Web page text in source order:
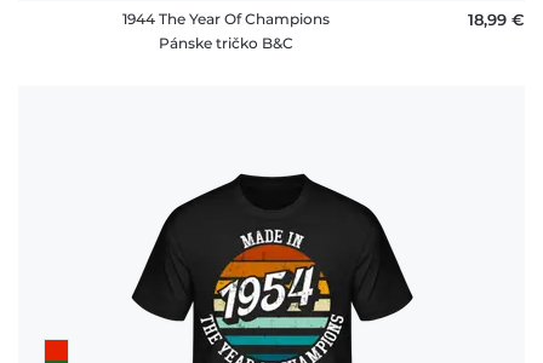
1944 The Year Of Champions
Pánske tričko B&C
18,99 €